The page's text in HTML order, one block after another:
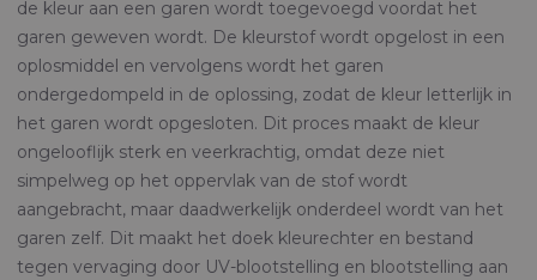
de kleur aan een garen wordt toegevoegd voordat het
garen geweven wordt. De kleurstof wordt opgelost in een
oplosmiddel en vervolgens wordt het garen
ondergedompeld in de oplossing, zodat de kleur letterlijk in
het garen wordt opgesloten. Dit proces maakt de kleur
ongelooflijk sterk en veerkrachtig, omdat deze niet
simpelweg op het oppervlak van de stof wordt
aangebracht, maar daadwerkelijk onderdeel wordt van het
garen zelf. Dit maakt het doek kleurechter en bestand
tegen vervaging door UV-blootstelling en blootstelling aan